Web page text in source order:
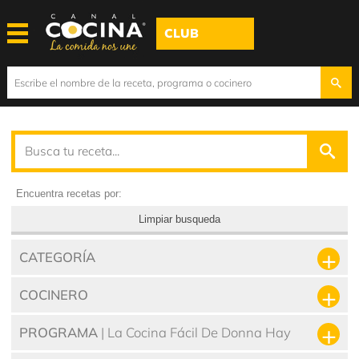
CLUB
Encuentra recetas por:
Limpiar busqueda
CATEGORÍA
COCINERO
PROGRAMA | La Cocina Fácil De Donna Hay